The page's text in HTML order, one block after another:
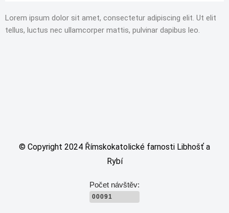
Lorem ipsum dolor sit amet, consectetur adipiscing elit. Ut elit
tellus, luctus nec ullamcorper mattis, pulvinar dapibus leo.
© Copyright 2024 Římskokatolické farnosti Libhošť a
Rybí
Počet návštěv:
00091